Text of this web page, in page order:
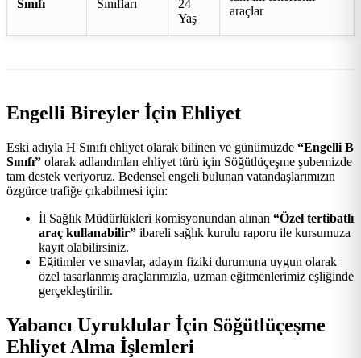
Sınıfı
Sınıfları
24
Yaş
araçlar
Engelli Bireyler İçin Ehliyet
Eski adıyla H Sınıfı ehliyet olarak bilinen ve günümüzde “Engelli B
Sınıfı” olarak adlandırılan ehliyet türü için Söğütlüçeşme şubemizde
tam destek veriyoruz. Bedensel engeli bulunan vatandaşlarımızın
özgürce trafiğe çıkabilmesi için:
İl Sağlık Müdürlükleri komisyonundan alınan “Özel tertibatlı
araç kullanabilir” ibareli sağlık kurulu raporu ile kursumuza
kayıt olabilirsiniz.
Eğitimler ve sınavlar, adayın fiziki durumuna uygun olarak
özel tasarlanmış araçlarımızla, uzman eğitmenlerimiz eşliğinde
gerçekleştirilir.
Yabancı Uyruklular İçin Söğütlüçeşme
Ehliyet Alma İşlemleri